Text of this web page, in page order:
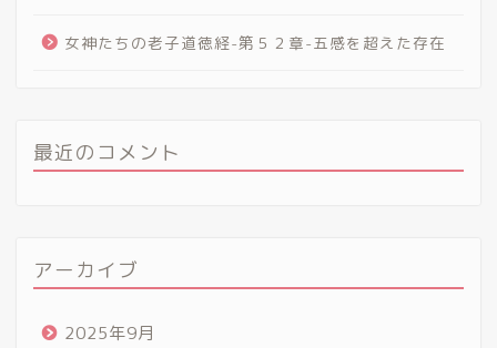
女神たちの老子道徳経-第５２章-五感を超えた存在
最近のコメント
アーカイブ
2025年9月